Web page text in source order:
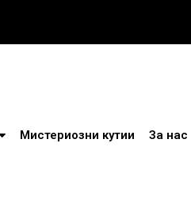
Мистериозни кутии За нас